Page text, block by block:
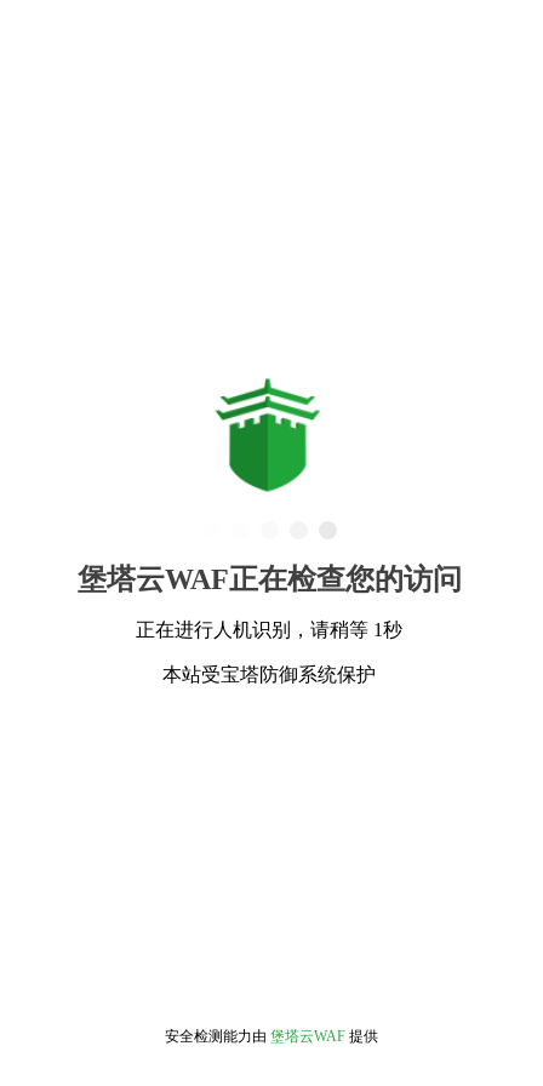
堡塔云WAF正在检查您的访问
正在进行人机识别，请稍等 1秒
本站受宝塔防御系统保护
安全检测能力由 堡塔云WAF 提供